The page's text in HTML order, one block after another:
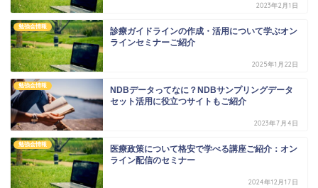
2023年2月1日
勉強会情報
診療ガイドラインの作成・活用について学ぶオン
ラインセミナーご紹介
2025年1月22日
勉強会情報
NDBデータってなに？NDBサンプリングデータ
セット活用に役立つサイトもご紹介
2023年7月4日
勉強会情報
医療政策について格安で学べる講座ご紹介：オン
ライン配信のセミナー
2024年12月17日